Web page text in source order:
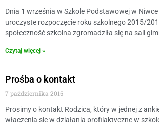
Dnia 1 września w Szkole Podstawowej w
uroczyste rozpoczęcie roku szkolnego 2015/
społeczność szkolna zgromadziła się na sali
Czytaj więcej »
Prośba o kontakt
7 października 2015
Prosimy o kontakt Rodzica, który w jednej z
włączenia się w działania profilaktyczne w